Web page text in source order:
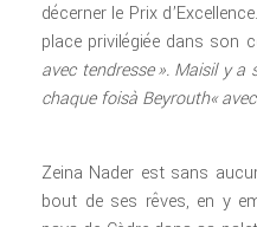
décerner le Prix
place privilégiée dans son
avec tendresse ». Maisil y
chaque foisà Beyrouth«
Zeina Nader est sans
bout de ses rêves, en y